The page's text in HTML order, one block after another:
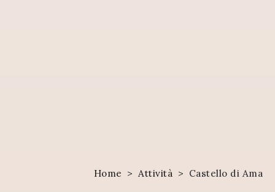
Home > Attività > Castello di Ama